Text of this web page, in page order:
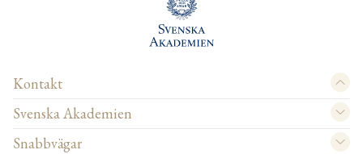
Kontakt
Svenska Akademien
Snabbvägar